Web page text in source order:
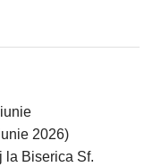
2026)
la Biserica Sf.